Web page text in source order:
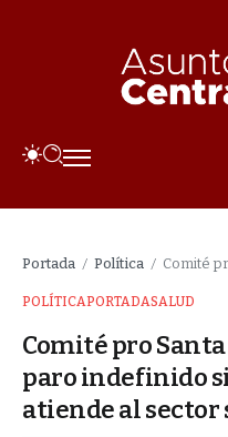
Portada / Política / Comité pro Santa
POLÍTICAPORTADASALUD
Comité pro
paro indefinido
atiende al sector